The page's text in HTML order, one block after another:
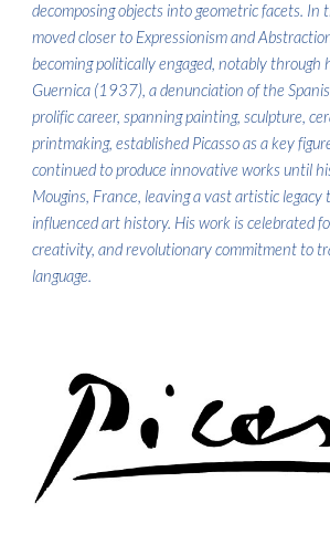
decomposing objects into geometric facets.
moved closer to Expressionism and
becoming politically engaged, notably through
Guernica (1937), a denunciation of the
prolific career, spanning painting, sculpture,
printmaking, established Picasso as a key
continued to produce innovative works until
Mougins, France, leaving a vast artistic
influenced art history. His work is celebrated
creativity, and revolutionary commitment to
language.